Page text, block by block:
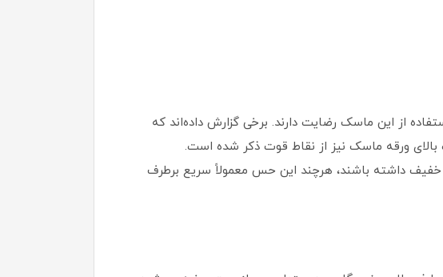
از این ماسک رضایت دارند. برخی گزارش داده‌اند که
داشته باشند، هرچند این حس معمولاً سریع برطرف